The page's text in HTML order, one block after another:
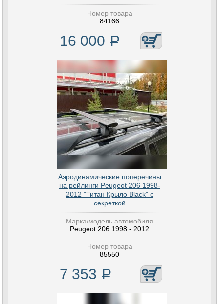
Номер товара
84166
16 000 Р
Аэродинамические поперечины
на рейлинги Peugeot 206 1998-
2012 "Титан Крыло Black" с
секреткой
Марка/модель автомобиля
Peugeot 206 1998 - 2012
Номер товара
85550
7 353 Р